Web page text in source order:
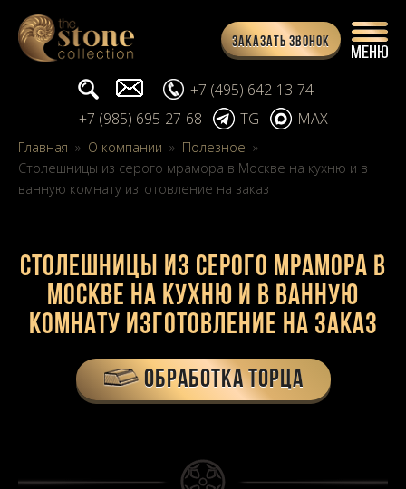
Заказать звонок
Поиск... info@stone-collection.ru
+7 (495) 642-13-74
+7 (985) 695-27-68
TG MAX
Главная » О компании » Полезное »
Столешницы из серого мрамора в Москве на кухню и в
ванную комнату изготовление на заказ
Столешницы из серого мрамора в
Москве на кухню и в ванную
комнату изготовление на заказ
ОБРАБОТКА ТОРЦА